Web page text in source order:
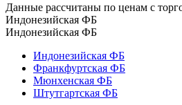
Данные рассчитаны по ценам с
Индонезийская ФБ
Индонезийская ФБ
Индонезийская ФБ
Франкфуртская ФБ
Мюнхенская ФБ
Штутгартская ФБ